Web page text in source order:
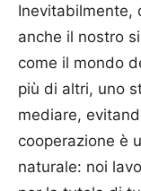
Inevitabilmente,
anche il nostro
come il mondo
più di altri, uno
mediare,
cooperazione è
naturale: noi